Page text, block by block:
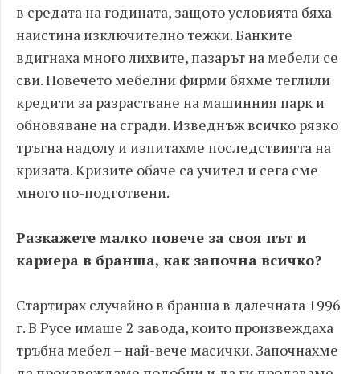
в средата на годината, защото условията бяха
наистина изключително тежки. Банките
вдигнаха много лихвите, пазарът на мебели се
сви. Повечето мебелни фирми бяхме теглили
кредити за разрастване на машинния парк и
обновяване на сгради. Изведнъж всичко рязко
тръгна надолу и изпитахме последствията на
кризата. Кризите обаче са учител и сега сме
много по-подготвени.
Разкажете малко повече за своя път и
кариера в бранша, как започна всичко?
Стартирах случайно в бранша в далечната 1996
г. В Русе имаше 2 завода, които произвеждаха
тръбна мебел – най-вече масички. Започнахме